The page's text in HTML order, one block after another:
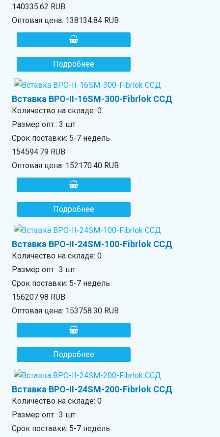
140335.62 RUB
Оптовая цена: 138134.84 RUB
Подробнее
Вставка ВРО-II-16SM-300-Fibrlok ССД
Количество на складе:0
Размер опт.: 3 шт
Срок поставки: 5-7 недель
154594.79 RUB
Оптовая цена: 152170.40 RUB
Подробнее
Вставка ВРО-II-24SM-100-Fibrlok ССД
Количество на складе:0
Размер опт.: 3 шт
Срок поставки: 5-7 недель
156207.98 RUB
Оптовая цена: 153758.30 RUB
Подробнее
Вставка ВРО-II-24SM-200-Fibrlok ССД
Количество на складе:0
Размер опт.: 3 шт
Срок поставки: 5-7 недель